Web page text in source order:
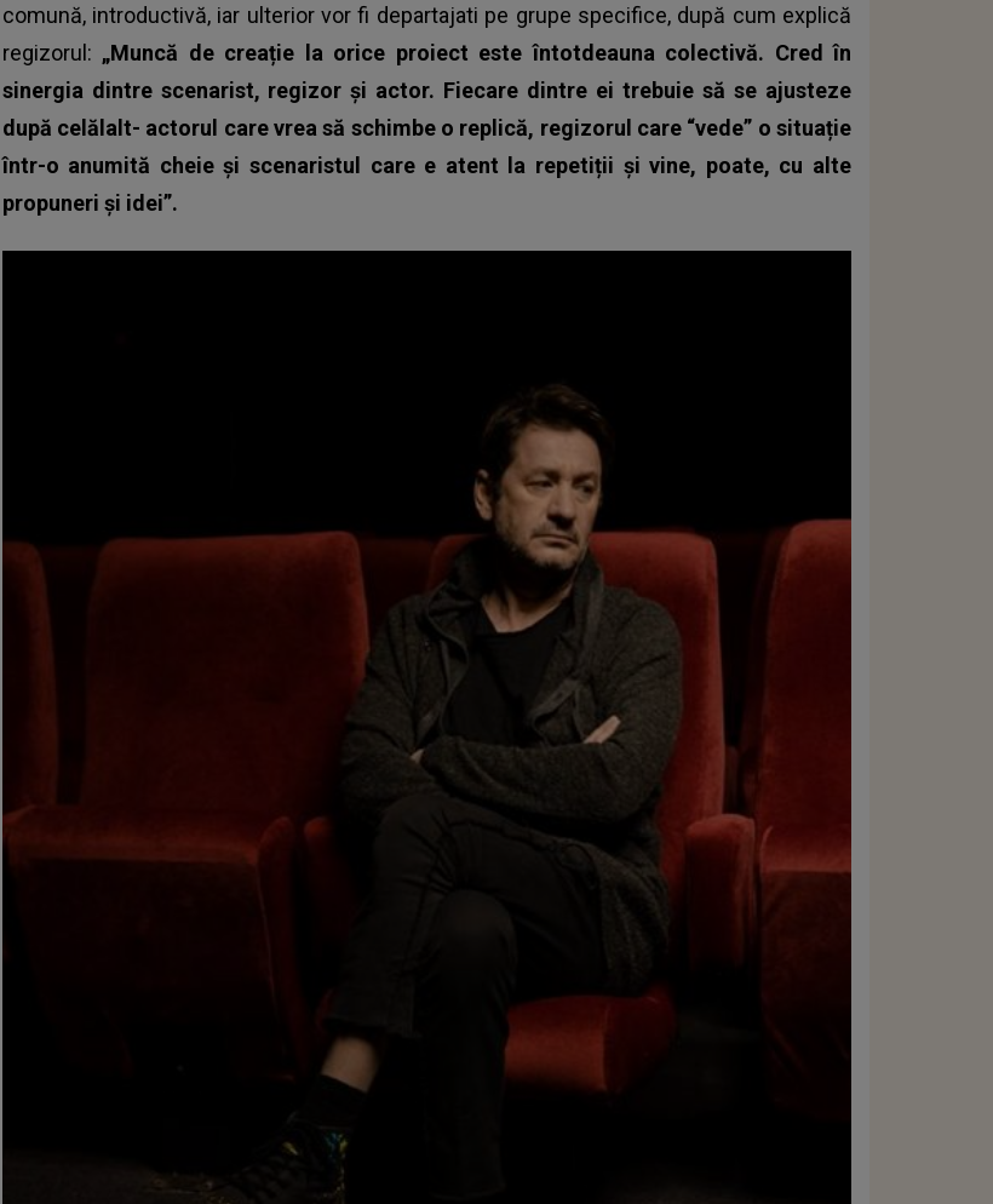
comună, introductivă, iar ulterior vor fi departajati pe grupe specifice, după cum explică
regizorul: „Muncă de creație la orice proiect este întotdeauna colectivă. Cred în
sinergia dintre scenarist, regizor și actor. Fiecare dintre ei trebuie să se ajusteze
după celălalt- actorul care vrea să schimbe o replică, regizorul care “vede” o situație
într-o anumită cheie și scenaristul care e atent la repetiții și vine, poate, cu alte
propuneri și idei”.